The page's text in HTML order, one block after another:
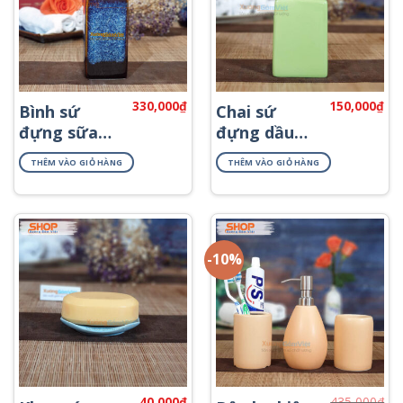
Bình sứ
đựng sữa
tắm cao cấp
PKNT-52
330,000₫
THÊM VÀO GIỎ HÀNG
Chai sứ
đựng dầu
gội cho
khách sạn
PKNT-73
150,000₫
THÊM VÀO GIỎ HÀNG
-10%